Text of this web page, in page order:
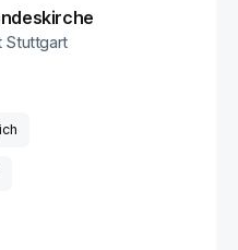
Stuttgart